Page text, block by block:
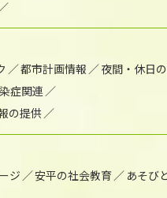
都市計画情報
夜間・休日
症関連
の提供
ジ 安平の社会教育
あそび